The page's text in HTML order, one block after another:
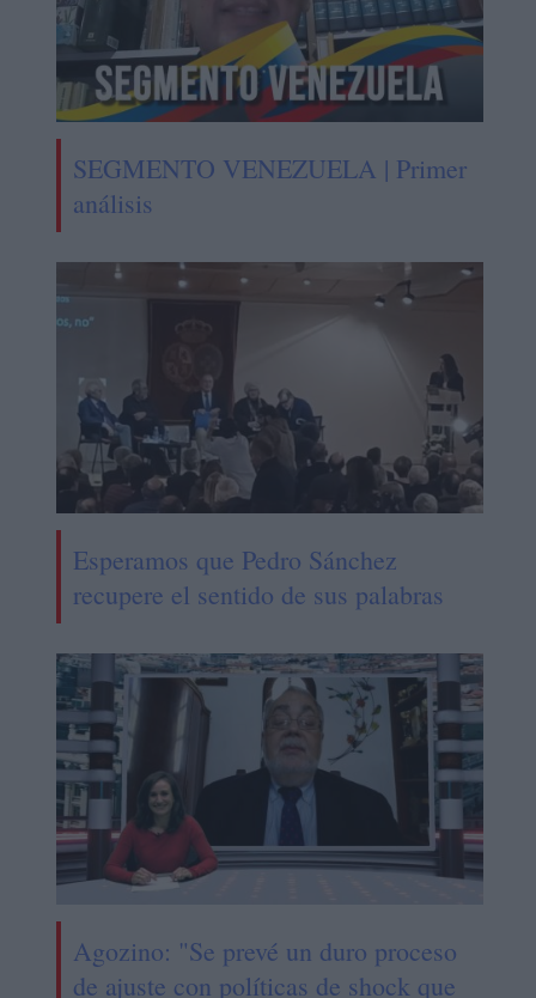
SEGMENTO VENEZUELA | Primer
análisis
Esperamos que Pedro Sánchez
recupere el sentido de sus palabras
Agozino: "Se prevé un duro proceso
de ajuste con políticas de shock que